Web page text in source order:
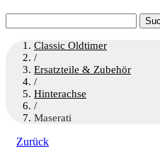
nach:
Classic Oldtimer
/
Ersatzteile & Zubehör
/
Hinterachse
/
Maserati
Zurück